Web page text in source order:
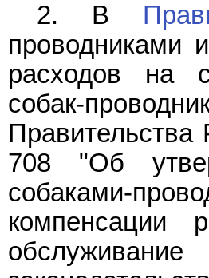
2. В
проводниками
расходов на
собак-
Правительства
708 "Об
собаками-
компенсации